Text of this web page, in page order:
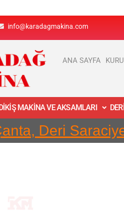
info@karadagmakina.com
ANA SAYFA
MAKİNA VE AKSAMLARI
Deri